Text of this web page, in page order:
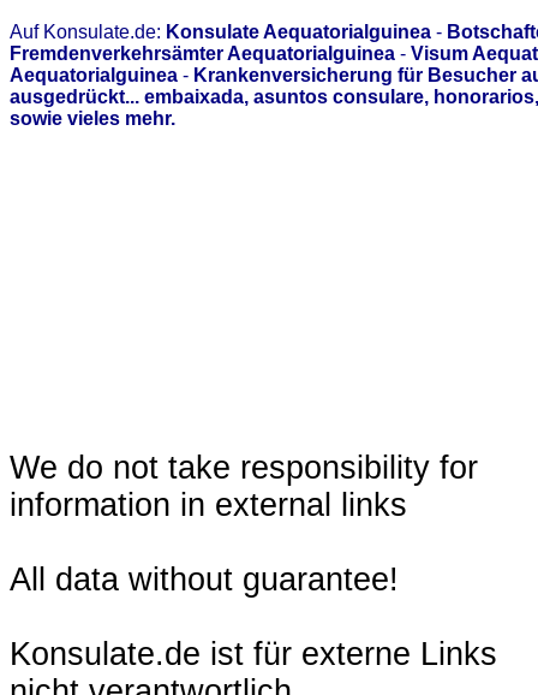
Auf Konsulate.de: Konsulate Aequatorialguinea -
Fremdenverkehrsämter Aequatorialguinea - Visum
Aequatorialguinea - Krankenversicherung für Besucher
ausgedrückt... embaixada, asuntos consulare,
sowie vieles mehr.
We do not take responsibility for
information in external links
All data without guarantee!
Konsulate.de ist für externe Links